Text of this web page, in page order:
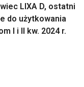
LIXA D, ostatni
do użytkowania
I i II kw. 2024 r.